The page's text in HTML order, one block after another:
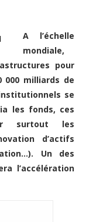
A l’échelle
mondiale,
pour
milliards de
se
les fonds, ces
surtout les
d’actifs
Un des
l’accélération